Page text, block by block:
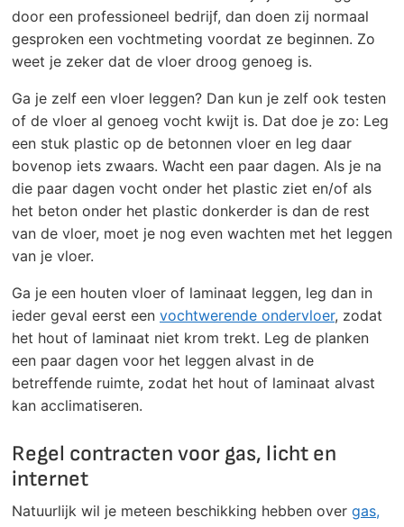
door een professioneel bedrijf, dan doen zij normaal
gesproken een vochtmeting voordat ze beginnen. Zo
weet je zeker dat de vloer droog genoeg is.
Ga je zelf een vloer leggen? Dan kun je zelf ook testen
of de vloer al genoeg vocht kwijt is. Dat doe je zo: Leg
een stuk plastic op de betonnen vloer en leg daar
bovenop iets zwaars. Wacht een paar dagen. Als je na
die paar dagen vocht onder het plastic ziet en/of als
het beton onder het plastic donkerder is dan de rest
van de vloer, moet je nog even wachten met het leggen
van je vloer.
Ga je een houten vloer of laminaat leggen, leg dan in
ieder geval eerst een vochtwerende ondervloer, zodat
het hout of laminaat niet krom trekt. Leg de planken
een paar dagen voor het leggen alvast in de
betreffende ruimte, zodat het hout of laminaat alvast
kan acclimatiseren.
Regel contracten voor gas, licht en
internet
Natuurlijk wil je meteen beschikking hebben over gas,